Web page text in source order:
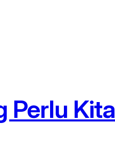
Perlu Kita